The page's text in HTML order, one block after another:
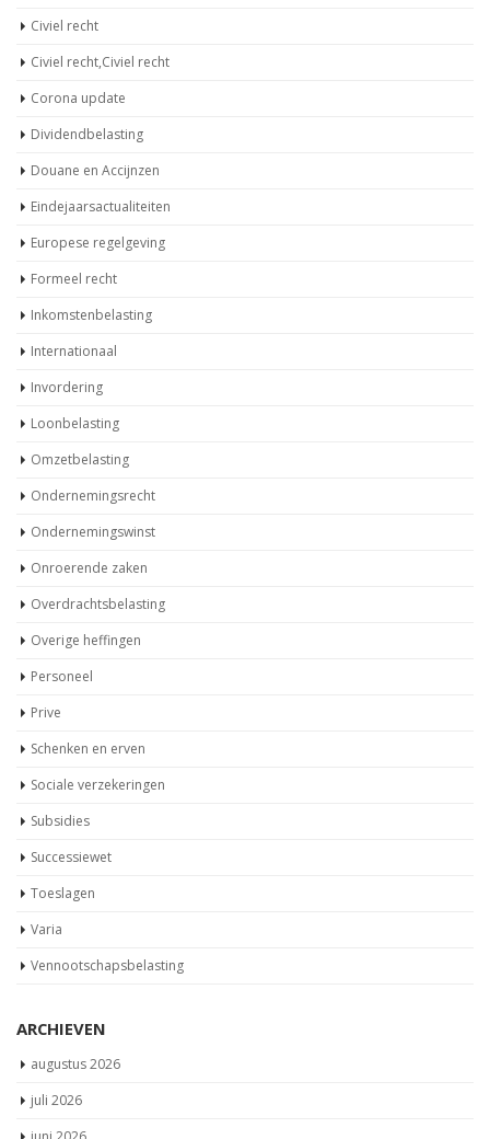
Civiel recht
Civiel recht,Civiel recht
Corona update
Dividendbelasting
Douane en Accijnzen
Eindejaarsactualiteiten
Europese regelgeving
Formeel recht
Inkomstenbelasting
Internationaal
Invordering
Loonbelasting
Omzetbelasting
Ondernemingsrecht
Ondernemingswinst
Onroerende zaken
Overdrachtsbelasting
Overige heffingen
Personeel
Prive
Schenken en erven
Sociale verzekeringen
Subsidies
Successiewet
Toeslagen
Varia
Vennootschapsbelasting
ARCHIEVEN
augustus 2026
juli 2026